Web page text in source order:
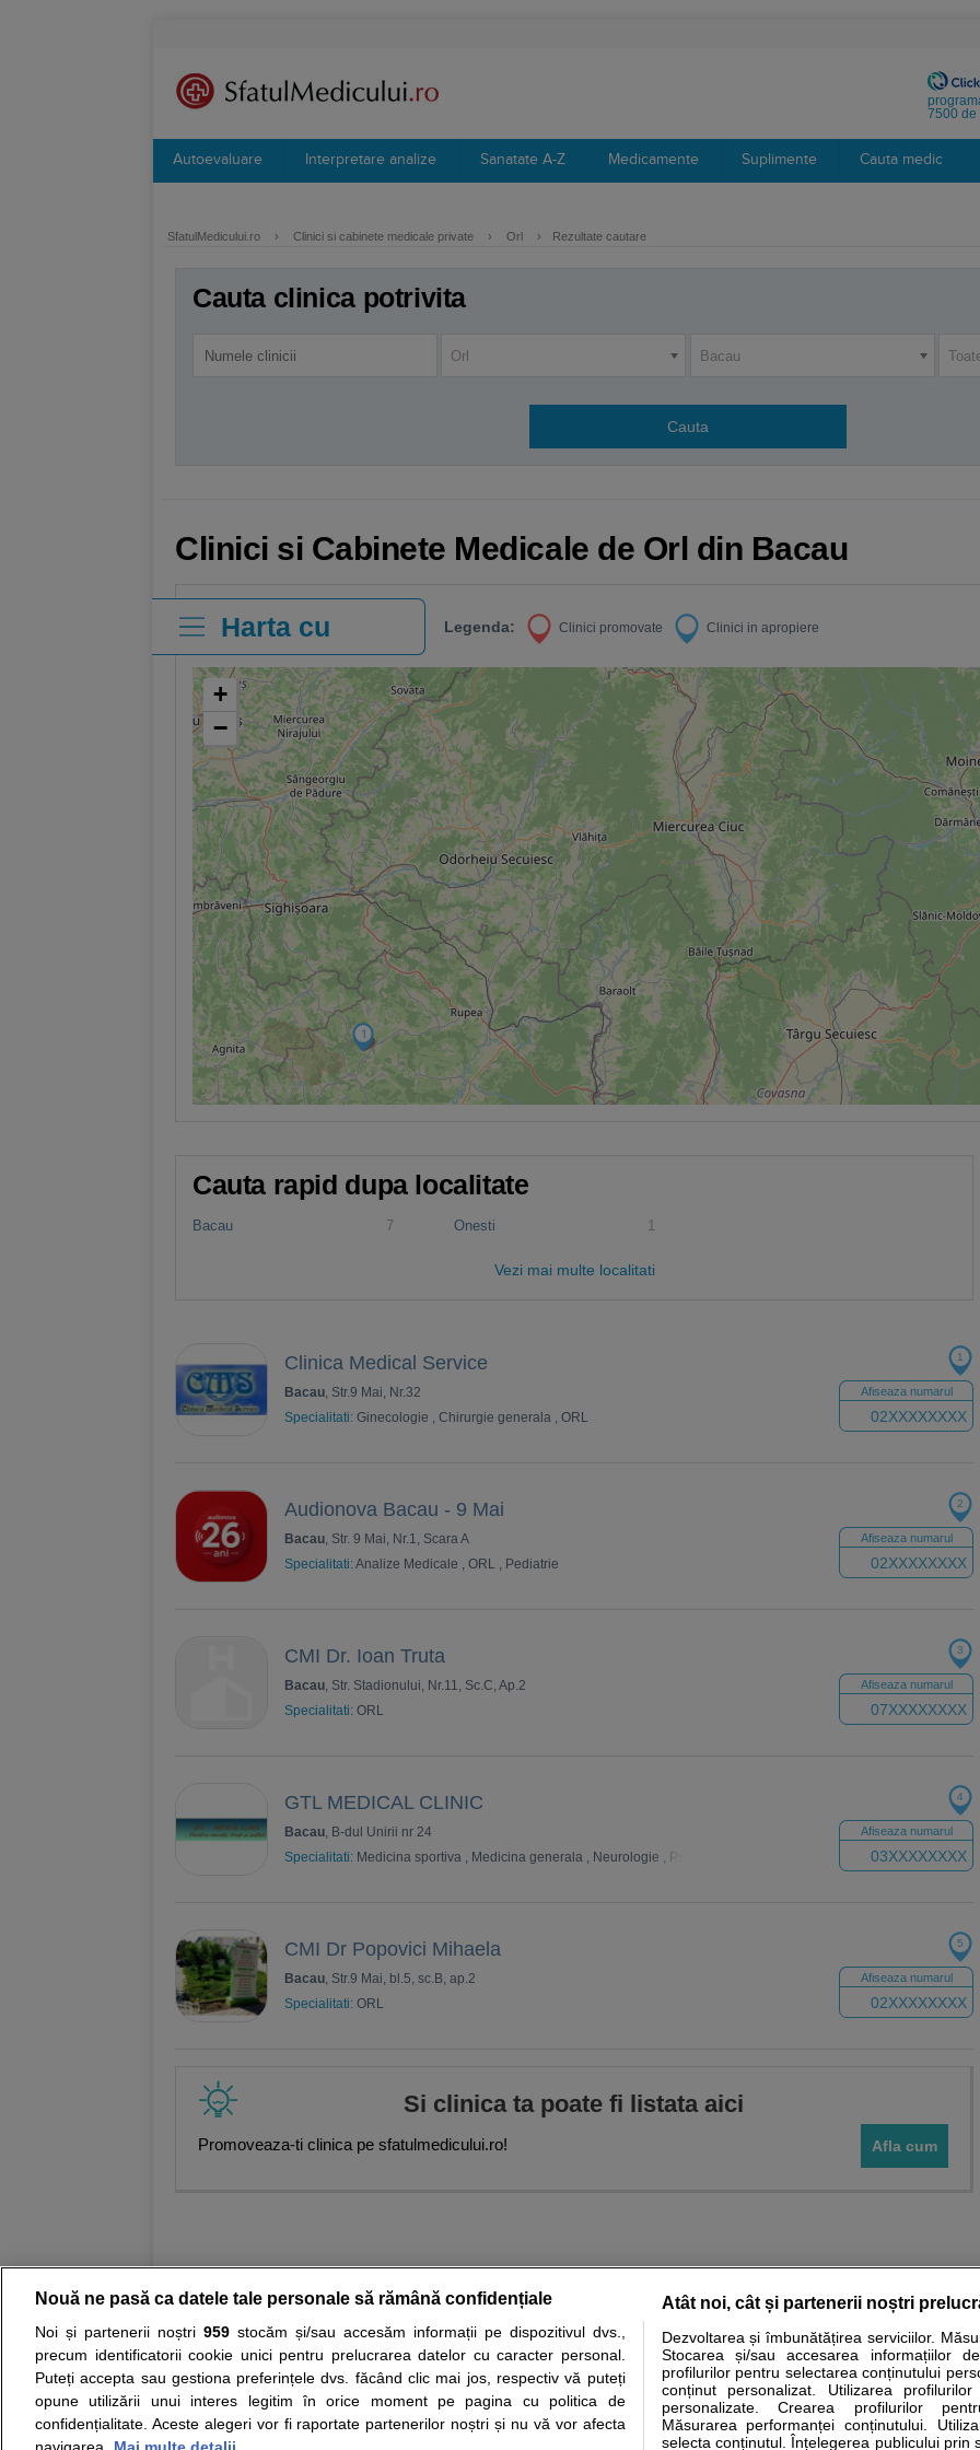
7500 de
Autoevaluare Interpretare analize Sanatate A-Z Medicamente Suplimente Cauta medic
SfatulMedicului.ro › Clinici si cabinete medicale private › Orl › Rezultate cautare
Cauta clinica potrivita
Orl Bacau
Clinici si Cabinete Medicale de Orl din Bacau
Harta cu
clinici
Legenda: Clinici promovate Clinici in apropiere
1
+
−
Cauta rapid dupa localitate
Bacau 7 Onesti 1
Vezi mai multe localitati
Clinica Medical Service
Bacau, Str.9 Mai, Nr.32
Specialitati: Ginecologie , Chirurgie generala , ORL
Afiseaza numarul
02XXXXXXXX
1
Audionova Bacau - 9 Mai
Bacau, Str. 9 Mai, Nr.1, Scara A
Specialitati:Analize Medicale , ORL , Pediatrie
Afiseaza numarul
02XXXXXXXX
2
CMI Dr. Ioan Truta
Bacau, Str. Stadionului, Nr.11, Sc.C, Ap.2
Specialitati: ORL
Afiseaza numarul
07XXXXXXXX
3
GTL MEDICAL CLINIC
Bacau, B-dul Unirii nr 24
Specialitati: Medicina sportiva , Medicina generala , Neurologie , Psihiatrie Kinetoterapie,Psihoterapie
Afiseaza numarul
03XXXXXXXX
4
CMI Dr Popovici Mihaela
Bacau, Str.9 Mai, bl.5, sc.B, ap.2
Specialitati: ORL
Afiseaza numarul
02XXXXXXXX
5
Si clinica ta poate fi listata aici
Promoveaza-ti clinica pe sfatulmedicului.ro! Afla cum
Resurse: Autoevaluare simptome Interpretare analize Specialitati medicale Boli si afectiuni Calculatoare
Opiniile avizate ale medicilor, sfaturile si orice alte informatii despre sanatate disponibile pe sfatulmedicului.ro au scop informativ si
nici diagnosticul stabilit in urma investigatiilor si analizelor medicale. Va sfatuim, ca pe langa informatia primita pe sfatulmedicului.ro
ii punem la dispozitie pentru programare in sistemul de programari la medic Clickmed.
Nouă ne pasă ca datele tale personale să rămână confidențiale
Noi și partenerii noștri 959stocăm și/sau accesăm informații pe dispozitivul dvs.,
precum identificatorii cookie unici pentru prelucrarea datelor cu caracter personal.
Puteți accepta sau gestiona preferințele dvs. făcând clic mai jos, respectiv vă puteți
opune utilizării unui interes legitim în orice moment pe pagina cu politica de
confidențialitate. Aceste alegeri vor fi raportate partenerilor noștri și nu vă vor afecta
Atât noi, cât și partenerii noștri
Dezvoltarea și îmbunătățirea serviciilor.
Stocarea și/sau accesarea informațiilor
profilurilor pentru selectarea conținutului
conținut personalizat. Utilizarea
personalizate. Crearea profilurilor
Măsurarea performanței conținutului.
selecta conținutul. Înțelegerea publicului prin